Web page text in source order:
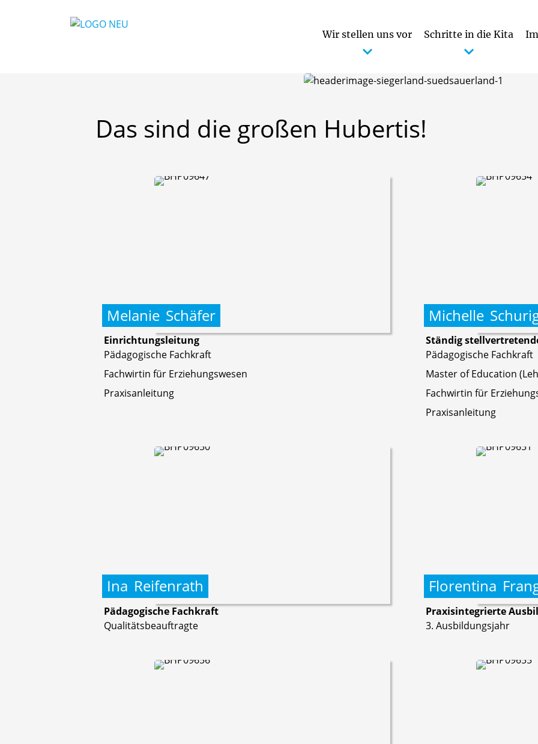
Wir stellen uns vor Schritte in die Kita
Das sind die großen Hubertis!
Melanie Schäfer
Einrichtungsleitung
Pädagogische Fachkraft
Fachwirtin für Erziehungswesen
Praxisanleitung
Michelle
Ständig
Pädagogische Fachkraft
Master of Education
Fachwirtin für
Praxisanleitung
Ina Reifenrath
Pädagogische Fachkraft
Qualitätsbeauftragte
Florentina
Praxisintegrierte
3. Ausbildungsjahr